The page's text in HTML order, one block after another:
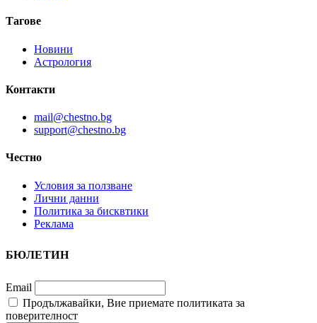
Тагове
Новини
Астрология
Контакти
mail@chestno.bg
support@chestno.bg
Честно
Условия за ползване
Лични данни
Политика за бисквтики
Реклама
БЮЛЕТИН
Email
Продължавайки, Вие приемате политиката за
поверителност